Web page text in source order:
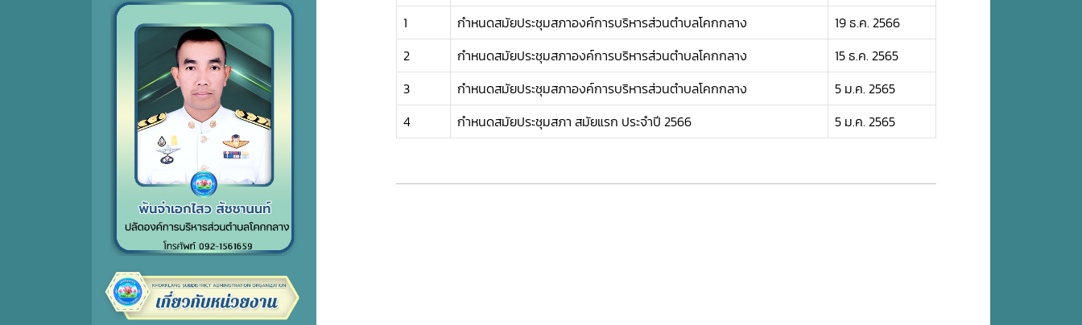
1
กำหนดสมัยประชุมสภาองค์การบริหารส่วนตำบลโคกกลาง
19 ธ.ค. 2566
2
กำหนดสมัยประชุมสภาองค์การบริหารส่วนตำบลโคกกลาง
15 ธ.ค. 2565
3
กำหนดสมัยประชุมสภาองค์การบริหารส่วนตำบลโคกกลาง
5 ม.ค. 2565
4
กำหนดสมัยประชุมสภา สมัยแรก ประจำปี 2566 5 ม.ค. 2565